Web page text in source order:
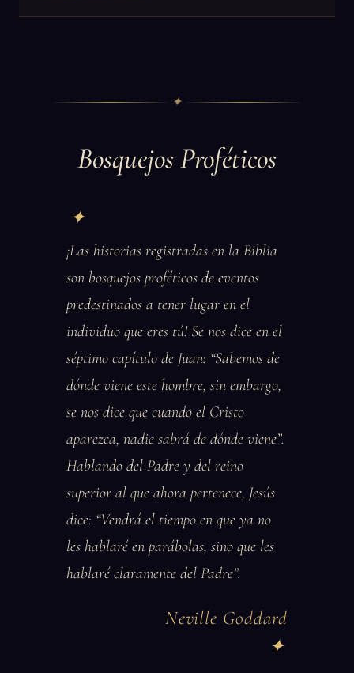
✦
Bosquejos Proféticos
¡Las historias registradas en la Biblia
son bosquejos proféticos de eventos
predestinados a tener lugar en el
individuo que eres tú! Se nos dice en el
séptimo capítulo de Juan: “Sabemos de
dónde viene este hombre, sin embargo,
se nos dice que cuando el Cristo
aparezca, nadie sabrá de dónde viene”.
Hablando del Padre y del reino
superior al que ahora pertenece, Jesús
dice: “Vendrá el tiempo en que ya no
les hablaré en parábolas, sino que les
hablaré claramente del Padre”.
Neville Goddard